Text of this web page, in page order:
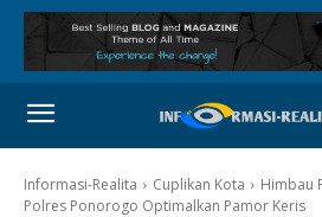
Informasi-Realita Cuplikan Kota
Himbau
Polres Ponorogo Optimalkan Pamor Keris